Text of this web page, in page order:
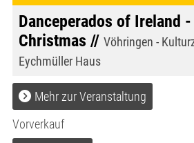
Danceperados of Ireland
Christmas // Vöhringen -
Eychmüller Haus
Mehr zur Veranstaltung
Vorverkauf